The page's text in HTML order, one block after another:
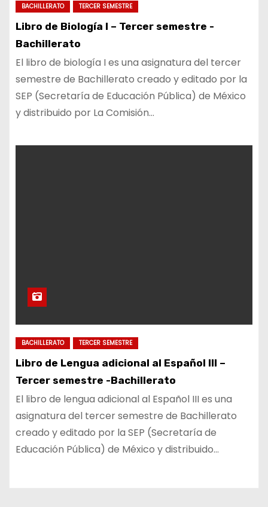
BACHILLERATO TERCER SEMESTRE
Libro de Biología I – Tercer semestre -
Bachillerato
El libro de biología I es una asignatura del tercer
semestre de Bachillerato creado y editado por la
SEP (Secretaría de Educación Pública) de México
y distribuido por La Comisión…
BACHILLERATO TERCER SEMESTRE
Libro de Lengua adicional al Español III –
Tercer semestre -Bachillerato
El libro de lengua adicional al Español III es una
asignatura del tercer semestre de Bachillerato
creado y editado por la SEP (Secretaría de
Educación Pública) de México y distribuido…